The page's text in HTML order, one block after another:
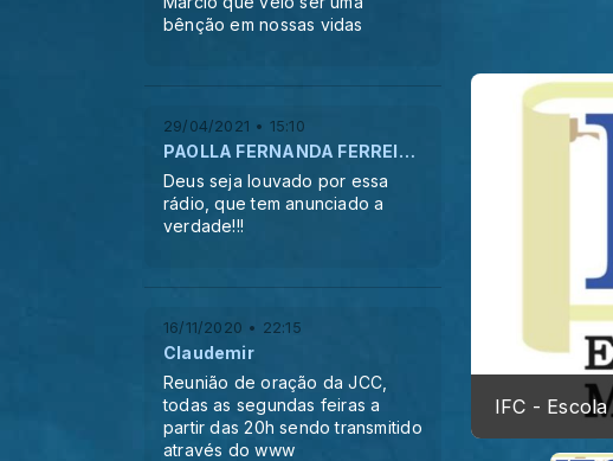
IFC - Escola de Ministérios
bênção em nossas vidas
PAOLLA FERNANDA FERREIRA
29/04/2021 • 15:10
Deus seja louvado por essa
rádio, que tem anunciado a
verdade!!!
Claudemir
16/11/2020 • 22:15
Reunião de oração da JCC,
todas as segundas feiras a
partir das 20h sendo transmitido
através do www